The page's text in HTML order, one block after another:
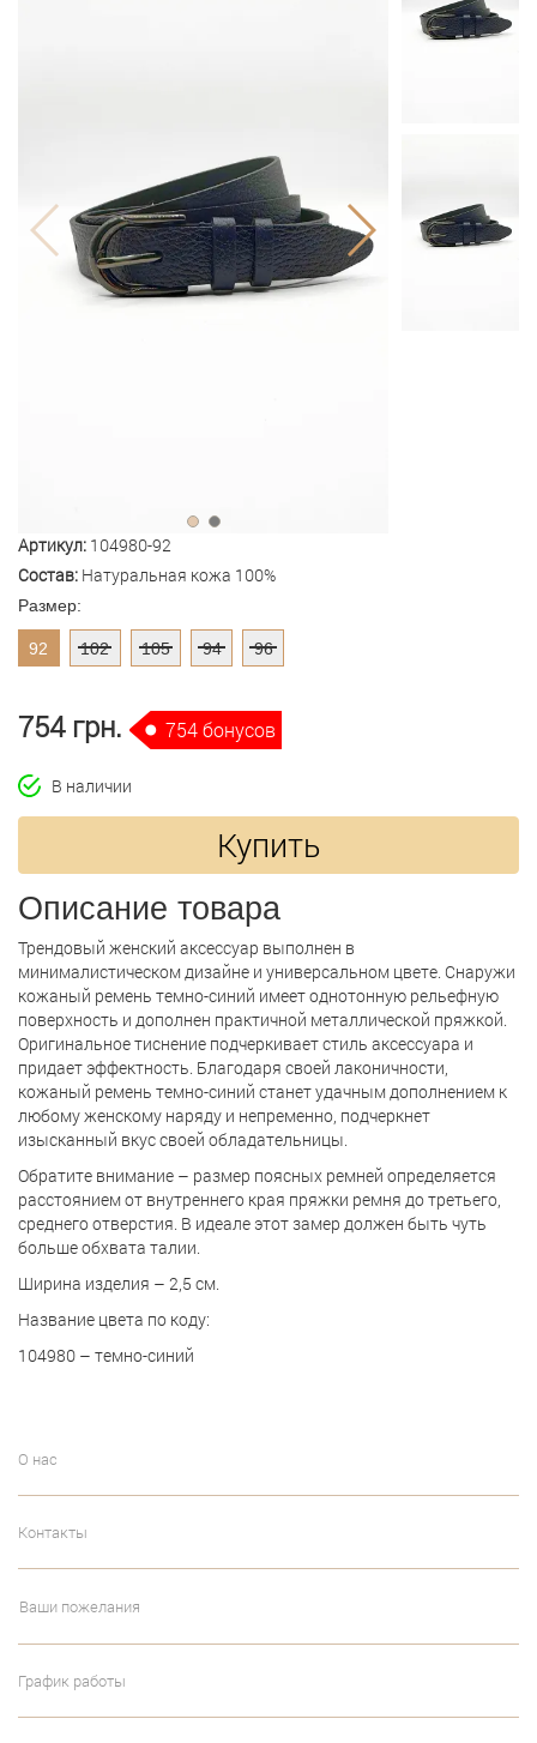
Артикул: 104980-92
Состав: Натуральная кожа 100%
Размер:
92 102 105 94 96
754 грн. 754 бонусов
В наличии
Купить
Описание товара
Трендовый женский аксессуар выполнен в
минималистическом дизайне и универсальном цвете. Снаружи
кожаный ремень темно-синий имеет однотонную рельефную
поверхность и дополнен практичной металлической пряжкой.
Оригинальное тиснение подчеркивает стиль аксессуара и
придает эффектность. Благодаря своей лаконичности,
кожаный ремень темно-синий станет удачным дополнением к
любому женскому наряду и непременно, подчеркнет
изысканный вкус своей обладательницы.
Обратите внимание – размер поясных ремней определяется
расстоянием от внутреннего края пряжки ремня до третьего,
среднего отверстия. В идеале этот замер должен быть чуть
больше обхвата талии.
Ширина изделия – 2,5 см.
Название цвета по коду:
104980 – темно-синий
О нас
Контакты
Ваши пожелания
График работы